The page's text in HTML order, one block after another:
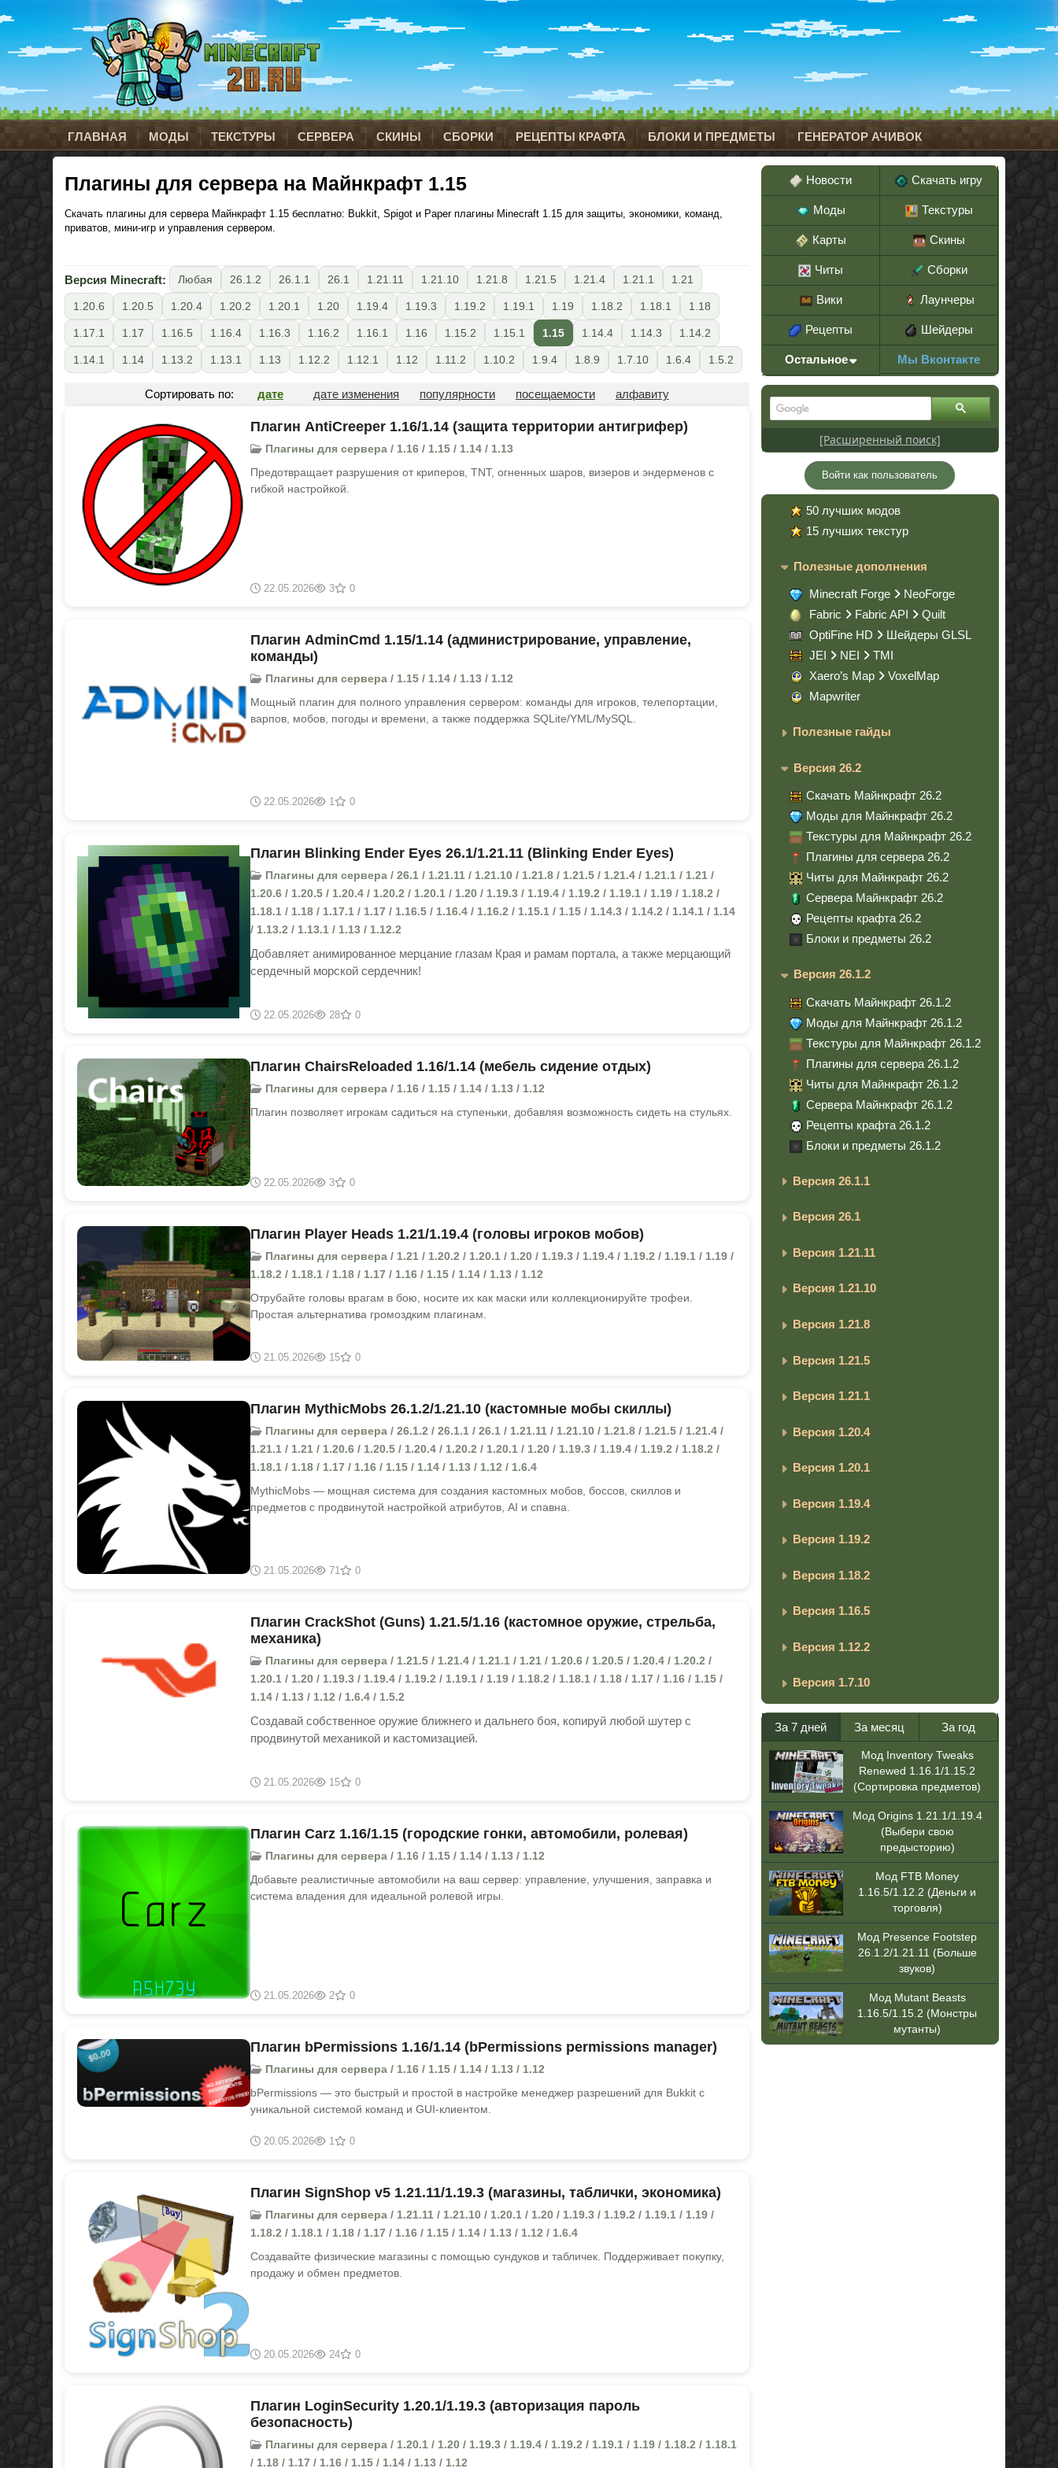
ГЛАВНАЯ МОДЫ ТЕКСТУРЫ СЕРВЕРА СКИНЫ СБОРКИ РЕЦЕПТЫ КРАФТА БЛОКИ И ПРЕДМЕТЫ ГЕНЕРАТОР АЧИВОК
Плагины для сервера на Майнкрафт 1.15
Скачать плагины для сервера Майнкрафт 1.15 бесплатно: Bukkit, Spigot и Paper плагины Minecraft 1.15 для защиты, экономики, команд,
приватов, мини-игр и управления сервером.
Версия Minecraft: Любая 26.1.2 26.1.1 26.1 1.21.11 1.21.10 1.21.8 1.21.5 1.21.4 1.21.1 1.21
1.20.6 1.20.5 1.20.4 1.20.2 1.20.1 1.20 1.19.4 1.19.3 1.19.2 1.19.1 1.19 1.18.2 1.18.1 1.18
1.17.1 1.17 1.16.5 1.16.4 1.16.3 1.16.2 1.16.1 1.16 1.15.2 1.15.1 1.15 1.14.4 1.14.3 1.14.2
1.14.1 1.14 1.13.2 1.13.1 1.13 1.12.2 1.12.1 1.12 1.11.2 1.10.2 1.9.4 1.8.9 1.7.10 1.6.4 1.5.2
Сортировать по: дате дате изменения популярности посещаемости алфавиту
Плагин AntiCreeper 1.16/1.14 (защита территории антигрифер)
Плагины для сервера / 1.16 / 1.15 / 1.14 / 1.13
Предотвращает разрушения от криперов, TNT, огненных шаров, визеров и эндерменов с
гибкой настройкой.
22.05.2026 3 0
Плагин AdminCmd 1.15/1.14 (администрирование, управление,
команды)
Плагины для сервера / 1.15 / 1.14 / 1.13 / 1.12
Мощный плагин для полного управления сервером: команды для игроков, телепортации,
варпов, мобов, погоды и времени, а также поддержка SQLite/YML/MySQL.
22.05.2026 1 0
Плагин Blinking Ender Eyes 26.1/1.21.11 (Blinking Ender Eyes)
Плагины для сервера / 26.1 / 1.21.11 / 1.21.10 / 1.21.8 / 1.21.5 / 1.21.4 / 1.21.1 / 1.21 /
1.20.6 / 1.20.5 / 1.20.4 / 1.20.2 / 1.20.1 / 1.20 / 1.19.3 / 1.19.4 / 1.19.2 / 1.19.1 / 1.19 / 1.18.2 /
1.18.1 / 1.18 / 1.17.1 / 1.17 / 1.16.5 / 1.16.4 / 1.16.2 / 1.15.1 / 1.15 / 1.14.3 / 1.14.2 / 1.14.1 / 1.14
/ 1.13.2 / 1.13.1 / 1.13 / 1.12.2
Добавляет анимированное мерцание глазам Края и рамам портала, а также мерцающий
сердечный морской сердечник!
22.05.2026 28 0
Плагин ChairsReloaded 1.16/1.14 (мебель сидение отдых)
Плагины для сервера / 1.16 / 1.15 / 1.14 / 1.13 / 1.12
Плагин позволяет игрокам садиться на ступеньки, добавляя возможность сидеть на стульях.
22.05.2026 3 0
Плагин Player Heads 1.21/1.19.4 (головы игроков мобов)
Плагины для сервера / 1.21 / 1.20.2 / 1.20.1 / 1.20 / 1.19.3 / 1.19.4 / 1.19.2 / 1.19.1 / 1.19 /
1.18.2 / 1.18.1 / 1.18 / 1.17 / 1.16 / 1.15 / 1.14 / 1.13 / 1.12
Отрубайте головы врагам в бою, носите их как маски или коллекционируйте трофеи.
Простая альтернатива громоздким плагинам.
21.05.2026 15 0
Плагин MythicMobs 26.1.2/1.21.10 (кастомные мобы скиллы)
Плагины для сервера / 26.1.2 / 26.1.1 / 26.1 / 1.21.11 / 1.21.10 / 1.21.8 / 1.21.5 / 1.21.4 /
1.21.1 / 1.21 / 1.20.6 / 1.20.5 / 1.20.4 / 1.20.2 / 1.20.1 / 1.20 / 1.19.3 / 1.19.4 / 1.19.2 / 1.18.2 /
1.18.1 / 1.18 / 1.17 / 1.16 / 1.15 / 1.14 / 1.13 / 1.12 / 1.6.4
MythicMobs — мощная система для создания кастомных мобов, боссов, скиллов и
предметов с продвинутой настройкой атрибутов, AI и спавна.
21.05.2026 71 0
Плагин CrackShot (Guns) 1.21.5/1.16 (кастомное оружие, стрельба,
механика)
Плагины для сервера / 1.21.5 / 1.21.4 / 1.21.1 / 1.21 / 1.20.6 / 1.20.5 / 1.20.4 / 1.20.2 /
1.20.1 / 1.20 / 1.19.3 / 1.19.4 / 1.19.2 / 1.19.1 / 1.19 / 1.18.2 / 1.18.1 / 1.18 / 1.17 / 1.16 / 1.15 /
1.14 / 1.13 / 1.12 / 1.6.4 / 1.5.2
Создавай собственное оружие ближнего и дальнего боя, копируй любой шутер с
продвинутой механикой и кастомизацией.
21.05.2026 15 0
Плагин Carz 1.16/1.15 (городские гонки, автомобили, ролевая)
Плагины для сервера / 1.16 / 1.15 / 1.14 / 1.13 / 1.12
Добавьте реалистичные автомобили на ваш сервер: управление, улучшения, заправка и
система владения для идеальной ролевой игры.
21.05.2026 2 0
Плагин bPermissions 1.16/1.14 (bPermissions permissions manager)
Плагины для сервера / 1.16 / 1.15 / 1.14 / 1.13 / 1.12
bPermissions — это быстрый и простой в настройке менеджер разрешений для Bukkit с
уникальной системой команд и GUI-клиентом.
20.05.2026 1 0
Плагин SignShop v5 1.21.11/1.19.3 (магазины, таблички, экономика)
Плагины для сервера / 1.21.11 / 1.21.10 / 1.20.1 / 1.20 / 1.19.3 / 1.19.2 / 1.19.1 / 1.19 /
1.18.2 / 1.18.1 / 1.18 / 1.17 / 1.16 / 1.15 / 1.14 / 1.13 / 1.12 / 1.6.4
Создавайте физические магазины с помощью сундуков и табличек. Поддерживает покупку,
продажу и обмен предметов.
20.05.2026 24 0
Плагин LoginSecurity 1.20.1/1.19.3 (авторизация пароль
безопасность)
Плагины для сервера / 1.20.1 / 1.20 / 1.19.3 / 1.19.4 / 1.19.2 / 1.19.1 / 1.19 / 1.18.2 / 1.18.1
/ 1.18 / 1.17 / 1.16 / 1.15 / 1.14 / 1.13 / 1.12
Новости Скачать игру
Моды Текстуры
Карты Скины
Читы Сборки
Вики Лаунчеры
Рецепты Шейдеры
Остальное Мы Вконтакте
[Расширенный поиск]
Войти как пользователь
50 лучших модов
15 лучших текстур
Полезные дополнения
Minecraft Forge
NeoForge
Fabric
Fabric API
Quilt
OptiFine HD
Шейдеры GLSL
JEI
NEI
TMI
Xaero’s Map
VoxelMap
Mapwriter
Полезные гайды
Версия 26.2
Скачать Майнкрафт 26.2
Моды для Майнкрафт 26.2
Текстуры для Майнкрафт 26.2
Плагины для сервера 26.2
Читы для Майнкрафт 26.2
Сервера Майнкрафт 26.2
Рецепты крафта 26.2
Блоки и предметы 26.2
Версия 26.1.2
Скачать Майнкрафт 26.1.2
Моды для Майнкрафт 26.1.2
Текстуры для Майнкрафт 26.1.2
Плагины для сервера 26.1.2
Читы для Майнкрафт 26.1.2
Сервера Майнкрафт 26.1.2
Рецепты крафта 26.1.2
Блоки и предметы 26.1.2
Версия 26.1.1
Версия 26.1
Версия 1.21.11
Версия 1.21.10
Версия 1.21.8
Версия 1.21.5
Версия 1.21.1
Версия 1.20.4
Версия 1.20.1
Версия 1.19.4
Версия 1.19.2
Версия 1.18.2
Версия 1.16.5
Версия 1.12.2
Версия 1.7.10
За 7 дней За месяц За год
Мод Inventory Tweaks
Renewed 1.16.1/1.15.2
(Сортировка предметов)
Мод Origins 1.21.1/1.19.4
(Выбери свою
предысторию)
Мод FTB Money
1.16.5/1.12.2 (Деньги и
торговля)
Мод Presence Footstep
26.1.2/1.21.11 (Больше
звуков)
Мод Mutant Beasts
1.16.5/1.15.2 (Монстры
мутанты)